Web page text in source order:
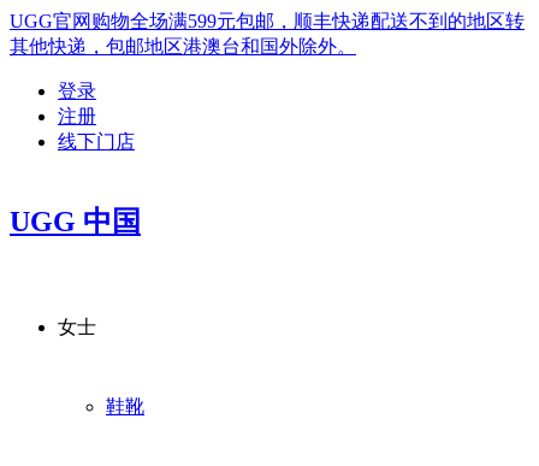
UGG官网购物全场满599元包邮，顺丰快递配送不到的地区转
其他快递，包邮地区港澳台和国外除外。
登录
注册
线下门店
UGG 中国
女士
鞋靴